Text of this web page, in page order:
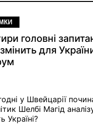
головні
для
у Швейцарії
Шелбі Магід
Україні?